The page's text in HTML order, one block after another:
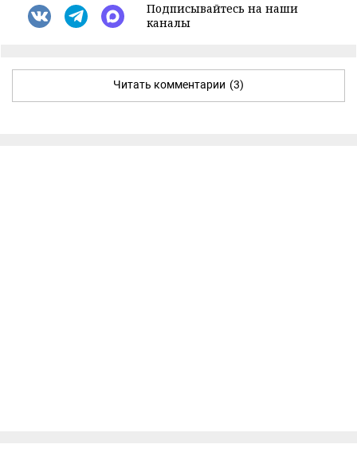
Подписывайтесь на наши
каналы
Читать комментарии (3)